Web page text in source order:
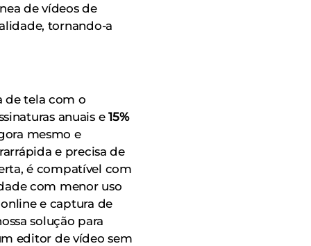
de vídeos de
tornando-a
de tela com o
anuais e15%
mesmo e
e precisa de
é compatível com
com menor uso
e captura de
solução para
editor de vídeo sem